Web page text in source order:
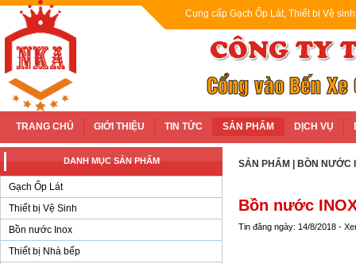
Cung cấp Gạch Ốp Lát, Thiết bị Vệ
TRANG CHỦ GIỚI THIỆU TIN TỨC SẢN PHẨM DỊCH VỤ
DANH MỤC SẢN PHẨM
Gạch Ốp Lát
Thiết bị Vệ Sinh
Bồn nước Inox
Thiết bị Nhà bếp
SẢN PHẨM BỒN NƯỚC
Bồn nước
Tin đăng ngày: 14/8/2018 -